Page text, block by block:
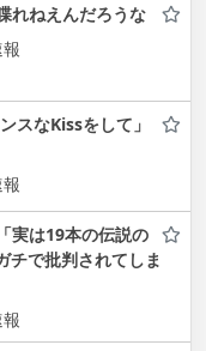
れねえんだろうな
スなKissをして」
実は19本の伝説の
で批判されてしま